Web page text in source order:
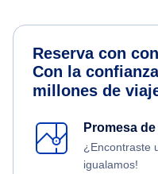
Reserva con
Con la
millones de
Promesa
¿Encontraste
igualamos!